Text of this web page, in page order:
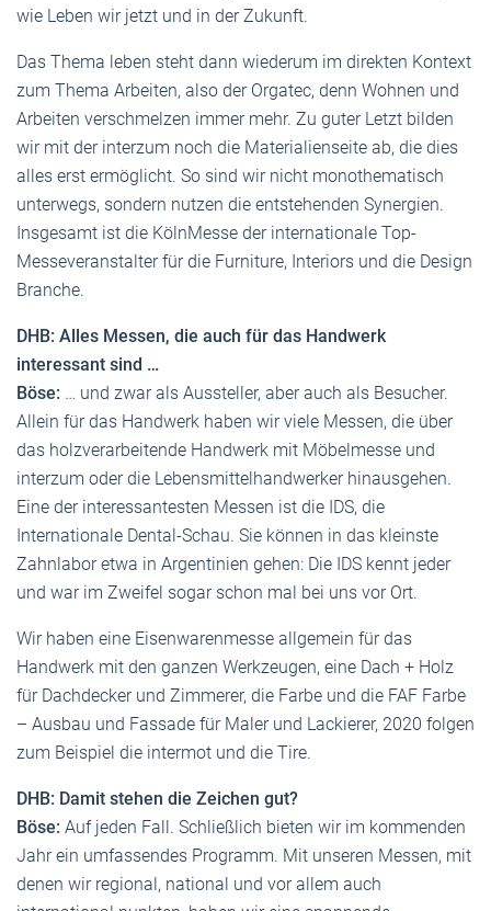
wie Leben wir jetzt und in der Zukunft.
Das Thema leben steht dann wiederum im direkten Kontext
zum Thema Arbeiten, also der Orgatec, denn Wohnen und
Arbeiten verschmelzen immer mehr. Zu guter Letzt bilden
wir mit der interzum noch die Materialienseite ab, die dies
alles erst ermöglicht. So sind wir nicht monothematisch
unterwegs, sondern nutzen die entstehenden Synergien.
Insgesamt ist die KölnMesse der internationale Top-
Messeveranstalter für die Furniture, Interiors und die Design
Branche.
DHB: Alles Messen, die auch für das Handwerk
interessant sind …
Böse: … und zwar als Aussteller, aber auch als Besucher.
Allein für das Handwerk haben wir viele Messen, die über
das holzverarbeitende Handwerk mit Möbelmesse und
interzum oder die Lebensmittelhandwerker hinausgehen.
Eine der interessantesten Messen ist die IDS, die
Internationale Dental-Schau. Sie können in das kleinste
Zahnlabor etwa in Argentinien gehen: Die IDS kennt jeder
und war im Zweifel sogar schon mal bei uns vor Ort.
Wir haben eine Eisenwarenmesse allgemein für das
Handwerk mit den ganzen Werkzeugen, eine Dach + Holz
für Dachdecker und Zimmerer, die Farbe und die FAF Farbe
– Ausbau und Fassade für Maler und Lackierer, 2020 folgen
zum Beispiel die intermot und die Tire.
DHB: Damit stehen die Zeichen gut?
Böse: Auf jeden Fall. Schließlich bieten wir im kommenden
Jahr ein umfassendes Programm. Mit unseren Messen, mit
denen wir regional, national und vor allem auch